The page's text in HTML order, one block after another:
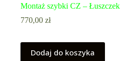
Montaż szybki CZ – Łuszczek
770,00 zł
Dodaj do koszyka